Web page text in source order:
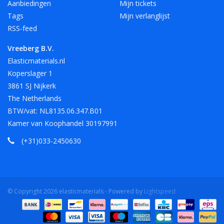
Aanbiedingen
Tags
RSS-feed
Mijn tickets
Mijn verlanglijst
Vreeberg B.V.
Elasticmaterials.nl
Koperslager 1
3861 SJ Nijkerk
The Netherlands
BTW/vat: NL8135.06.347.B01
Kamer van Koophandel 30197991
(+31)033-2450630
© Copyright 2026 elasticmaterials - Powered by Lightspeed